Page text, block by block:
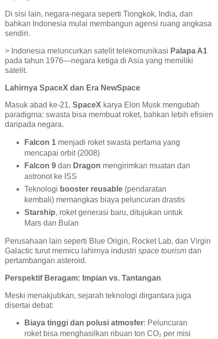
Di sisi lain, negara-negara seperti Tiongkok, India, dan
bahkan Indonesia mulai membangun agensi ruang angkasa
sendiri.
> Indonesia meluncurkan satelit telekomunikasi Palapa A1
pada tahun 1976—negara ketiga di Asia yang memiliki
satelit.
Lahirnya SpaceX dan Era NewSpace
Masuk abad ke-21, SpaceX karya Elon Musk mengubah
paradigma: swasta bisa membuat roket, bahkan lebih efisien
daripada negara.
Falcon 1menjadi roket swasta pertama yang
mencapai orbit (2008)
Falcon 9dan Dragon mengirimkan muatan dan
astronot ke ISS
Teknologi booster reusable(pendaratan
kembali) memangkas biaya peluncuran drastis
Starship, roket generasi baru, ditujukan untuk
Mars dan Bulan
Perusahaan lain seperti Blue Origin, Rocket Lab, dan Virgin
Galactic turut memicu lahirnya industri space tourism dan
pertambangan asteroid.
Perspektif Beragam: Impian vs. Tantangan
Meski menakjubkan, sejarah teknologi dirgantara juga
disertai debat:
Biaya tinggi dan polusi atmosfer: Peluncuran
roket bisa menghasilkan ribuan ton CO₂ per misi